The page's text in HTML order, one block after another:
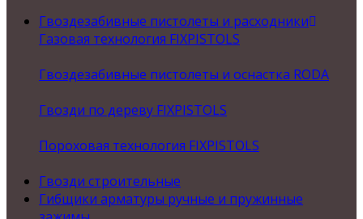
Гвоздезабивные пистолеты и расходники
Газовая технология FIXPISTOLS
Гвоздезабивные пистолеты и оснастка RODA
Гвозди по дереву FIXPISTOLS
Пороховая технология FIXPISTOLS
Гвозди строительные
Гибщики арматуры ручные и пружинные